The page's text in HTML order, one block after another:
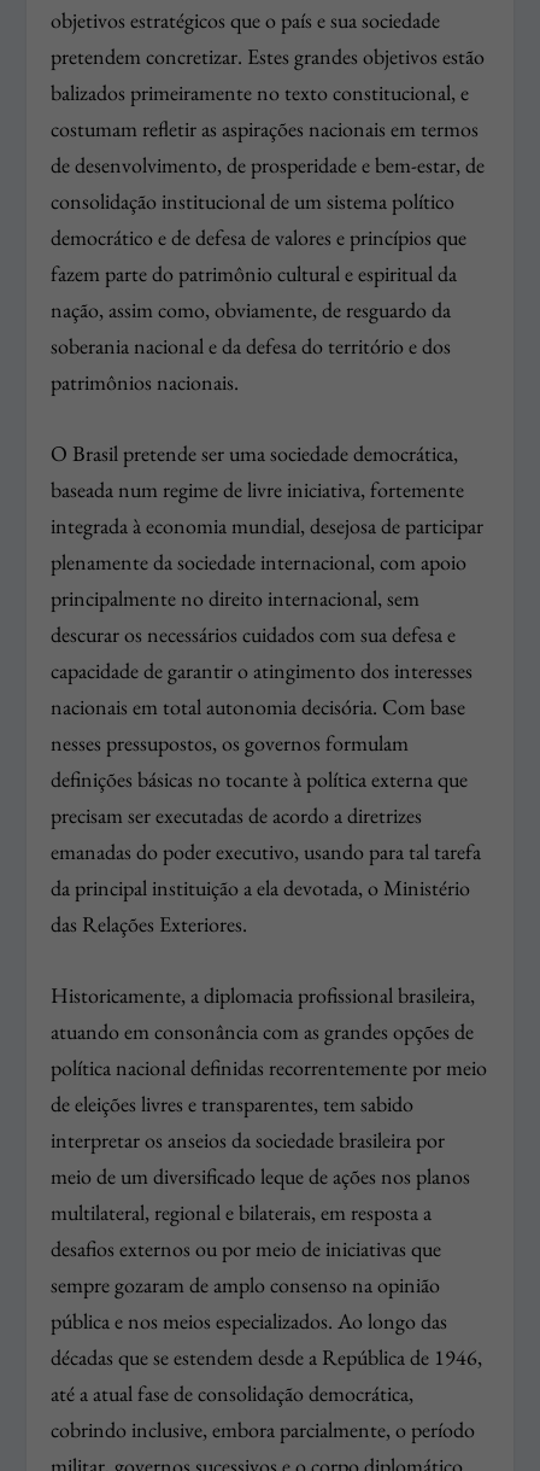
objetivos estratégicos que o país e sua sociedade
pretendem concretizar. Estes grandes objetivos estão
balizados primeiramente no texto constitucional, e
costumam refletir as aspirações nacionais em termos
de desenvolvimento, de prosperidade e bem-estar, de
consolidação institucional de um sistema político
democrático e de defesa de valores e princípios que
fazem parte do patrimônio cultural e espiritual da
nação, assim como, obviamente, de resguardo da
soberania nacional e da defesa do território e dos
patrimônios nacionais.
O Brasil pretende ser uma sociedade democrática,
baseada num regime de livre iniciativa, fortemente
integrada à economia mundial, desejosa de participar
plenamente da sociedade internacional, com apoio
principalmente no direito internacional, sem
descurar os necessários cuidados com sua defesa e
capacidade de garantir o atingimento dos interesses
nacionais em total autonomia decisória. Com base
nesses pressupostos, os governos formulam
definições básicas no tocante à política externa que
precisam ser executadas de acordo a diretrizes
emanadas do poder executivo, usando para tal tarefa
da principal instituição a ela devotada, o Ministério
das Relações Exteriores.
Historicamente, a diplomacia profissional brasileira,
atuando em consonância com as grandes opções de
política nacional definidas recorrentemente por meio
de eleições livres e transparentes, tem sabido
interpretar os anseios da sociedade brasileira por
meio de um diversificado leque de ações nos planos
multilateral, regional e bilaterais, em resposta a
desafios externos ou por meio de iniciativas que
sempre gozaram de amplo consenso na opinião
pública e nos meios especializados. Ao longo das
décadas que se estendem desde a República de 1946,
até a atual fase de consolidação democrática,
cobrindo inclusive, embora parcialmente, o período
militar, governos sucessivos e o corpo diplomático